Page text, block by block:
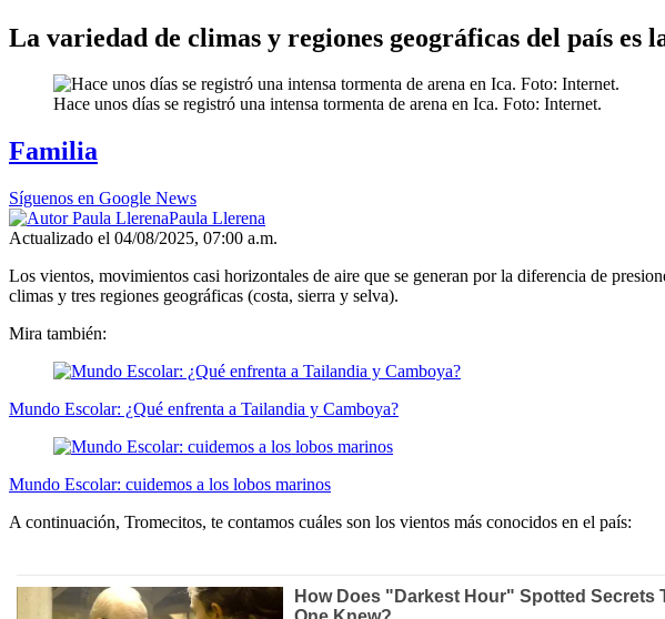
La variedad de climas y regiones geográficas del país es
Hace unos días se registró una intensa tormenta de arena en Ica. Foto: Internet.
Familia
Síguenos en Google News
Paula Llerena
Actualizado el 04/08/2025, 07:00 a.m.
Los vientos, movimientos casi horizontales de aire que se generan por la diferencia de
climas y tres regiones geográficas (costa, sierra y selva).
Mira también:
Mundo Escolar: ¿Qué enfrenta a Tailandia y Camboya?
Mundo Escolar: cuidemos a los lobos marinos
A continuación, Tromecitos, te contamos cuáles son los vientos más conocidos en el país: